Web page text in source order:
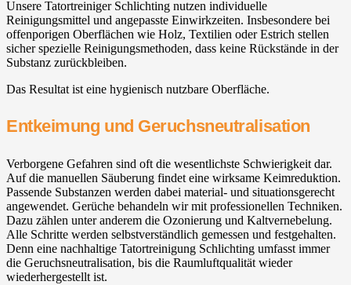
Unsere Tatortreiniger Schlichting nutzen individuelle
Reinigungsmittel und angepasste Einwirkzeiten. Insbesondere bei
offenporigen Oberflächen wie Holz, Textilien oder Estrich stellen
sicher spezielle Reinigungsmethoden, dass keine Rückstände in der
Substanz zurückbleiben.
Das Resultat ist eine hygienisch nutzbare Oberfläche.
Entkeimung und Geruchsneutralisation
Verborgene Gefahren sind oft die wesentlichste Schwierigkeit dar.
Auf die manuellen Säuberung findet eine wirksame Keimreduktion.
Passende Substanzen werden dabei material- und situationsgerecht
angewendet. Gerüche behandeln wir mit professionellen Techniken.
Dazu zählen unter anderem die Ozonierung und Kaltvernebelung.
Alle Schritte werden selbstverständlich gemessen und festgehalten.
Denn eine nachhaltige Tatortreinigung Schlichting umfasst immer
die Geruchsneutralisation, bis die Raumluftqualität wieder
wiederhergestellt ist.